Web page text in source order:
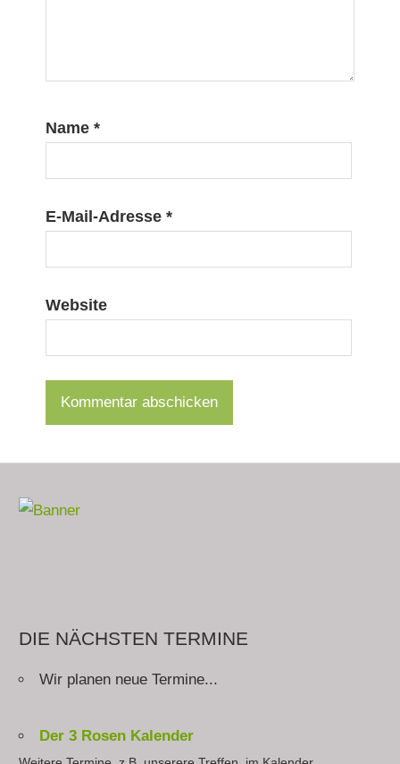
Name *
E-Mail-Adresse *
Website
DIE NÄCHSTEN TERMINE
Wir planen neue Termine...
Der 3 Rosen Kalender